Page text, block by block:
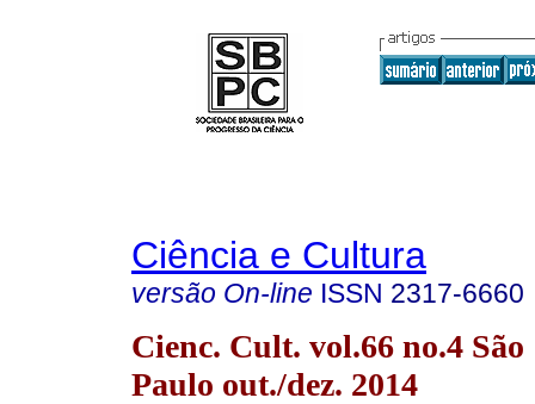
Ciência e Cultura
versão On-line ISSN 2317-6660
Cienc. Cult. vol.66 no.4 São
Paulo out./dez. 2014